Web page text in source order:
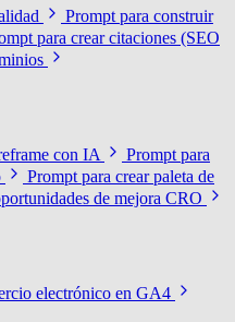
Prompt para construir
para crear citaciones (SEO
con IA
Prompt para
Prompt para crear paleta de
de mejora CRO
electrónico en GA4